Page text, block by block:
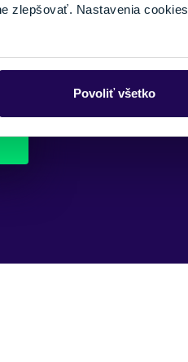
zlepšovať. Nastavenia cookies
Povoliť všetko